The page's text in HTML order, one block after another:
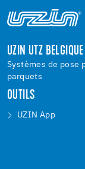
UZIN UTZ BELGIQUE
Systèmes de pose
parquets
OUTILS
UZIN App